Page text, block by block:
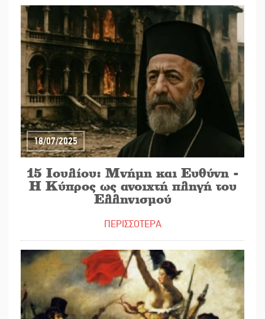
18/07/2025
15 Ιουλίου: Μνήμη και Ευθύνη -
Η Κύπρος ως ανοιχτή πληγή του
Ελληνισμού
ΠΕΡΙΣΣΟΤΕΡΑ